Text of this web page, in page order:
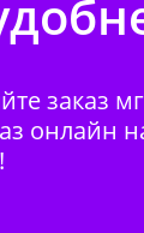
заказ
онлайн